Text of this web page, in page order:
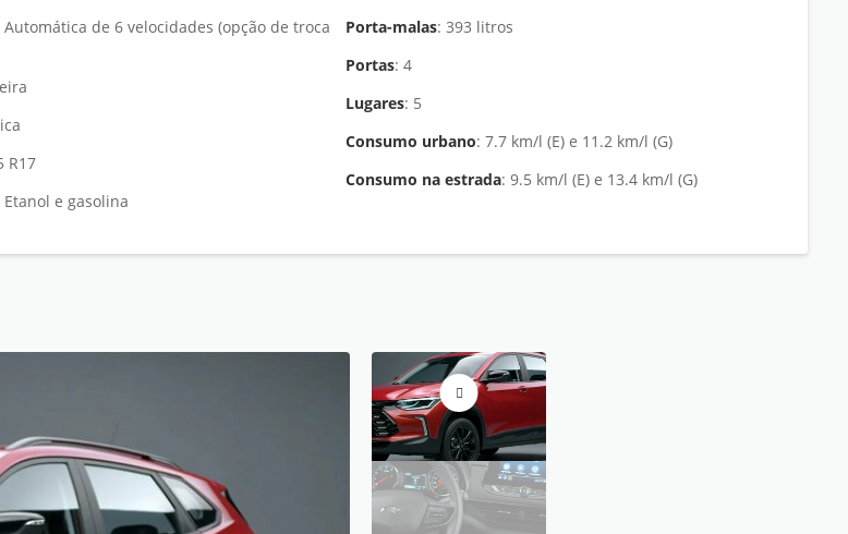
R17
: Etanol e gasolina
Porta-malas : 393 litros
Portas : 4
Lugares : 5
Consumo urbano : 7.7 km/l (E) e 11.2 km/l (G)
Consumo na estrada : 9.5 km/l (E) e 13.4 km/l (G)